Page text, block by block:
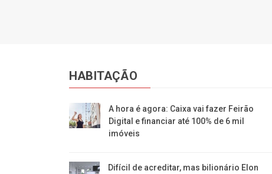
HABITAÇÃO
A hora é agora: Caixa vai fazer Feirão
Digital e financiar até 100% de 6 mil
imóveis
Difícil de acreditar, mas bilionário Elon